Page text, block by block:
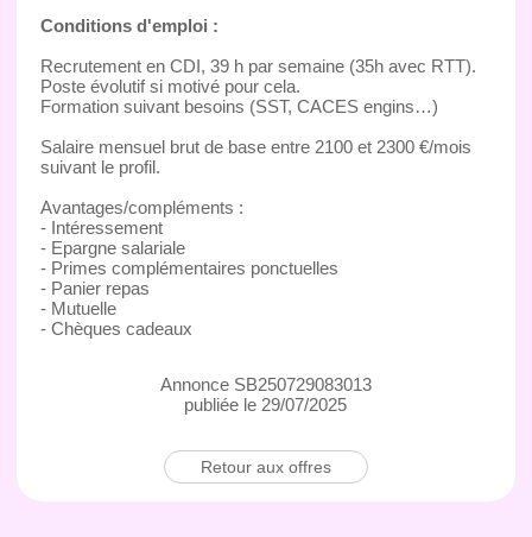
Conditions d'emploi :
Recrutement en CDI, 39 h par semaine (35h avec RTT).
Poste évolutif si motivé pour cela.
Formation suivant besoins (SST, CACES engins…)
Salaire mensuel brut de base entre 2100 et 2300 €/mois
suivant le profil.
Avantages/compléments :
- Intéressement
- Epargne salariale
- Primes complémentaires ponctuelles
- Panier repas
- Mutuelle
- Chèques cadeaux
Annonce SB250729083013
publiée le 29/07/2025
Retour aux offres